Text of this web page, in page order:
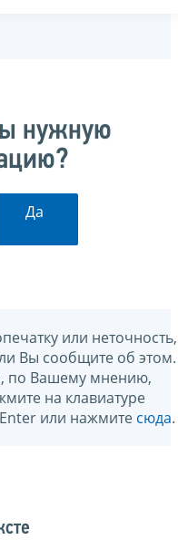
нужную
Да
или неточность,
Вы сообщите об этом.
по Вашему мнению,
на клавиатуре
или нажмите сюда.